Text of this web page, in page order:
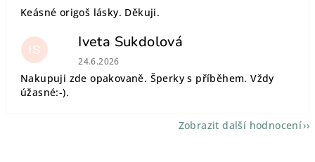
Keásné origoš lásky. Děkuji.
IS Iveta Sukdolová
Hodnocení obchodu je 5 z 5 hvězdiček.
24.6.2026
Nakupuji zde opakovaně. Šperky s příběhem. Vždy
úžasné:-).
Zobrazit další hodnocení